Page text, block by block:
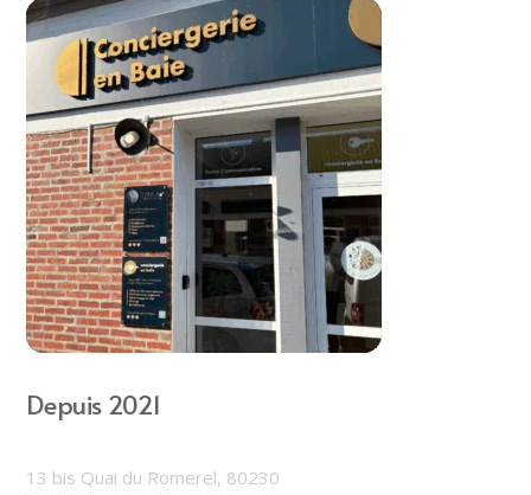
Depuis 2021
13 bis Quai du Romerel, 80230